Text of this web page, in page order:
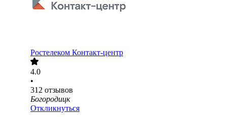
Ростелеком Контакт-центр
4.0
•
312 отзывов
Богородицк
Откликнуться